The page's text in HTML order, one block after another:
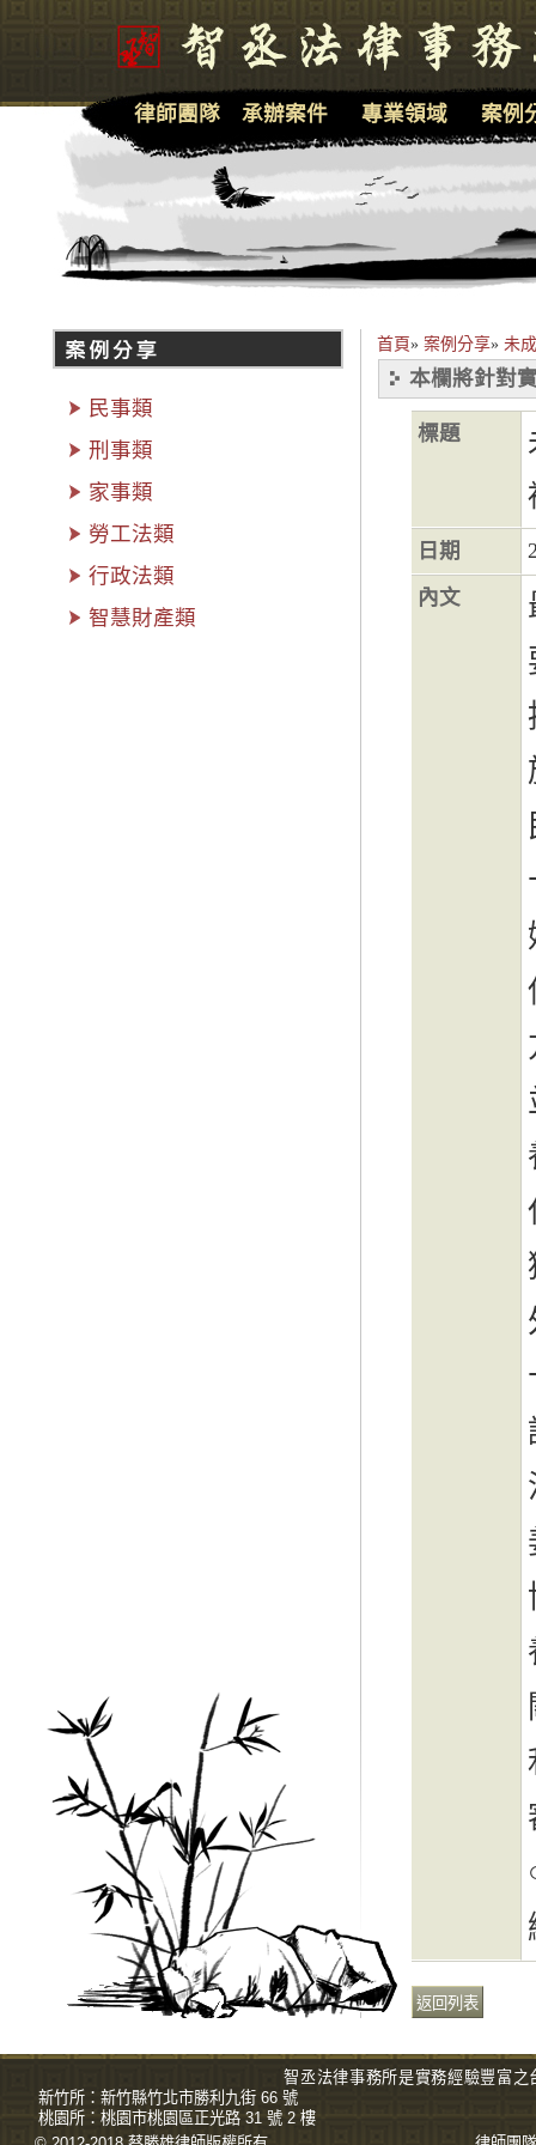
首頁» 案例分享» 未
本欄將針對
標題
日期
內文
律師團隊 承辦案件 專業領域 案例
民事類
刑事類
家事類
勞工法類
行政法類
智慧財產類
智丞法律事務所是實務經驗豐富之
新竹所： 新竹縣竹北市勝利九街 66 號
桃園所： 桃園市桃園區正光路 31 號 2 樓